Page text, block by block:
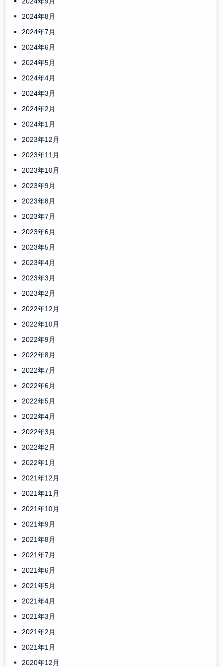
2024年8月
2024年7月
2024年6月
2024年5月
2024年4月
2024年3月
2024年2月
2024年1月
2023年12月
2023年11月
2023年10月
2023年9月
2023年8月
2023年7月
2023年6月
2023年5月
2023年4月
2023年3月
2023年2月
2022年12月
2022年10月
2022年9月
2022年8月
2022年7月
2022年6月
2022年5月
2022年4月
2022年3月
2022年2月
2022年1月
2021年12月
2021年11月
2021年10月
2021年9月
2021年8月
2021年7月
2021年6月
2021年5月
2021年4月
2021年3月
2021年2月
2021年1月
2020年12月